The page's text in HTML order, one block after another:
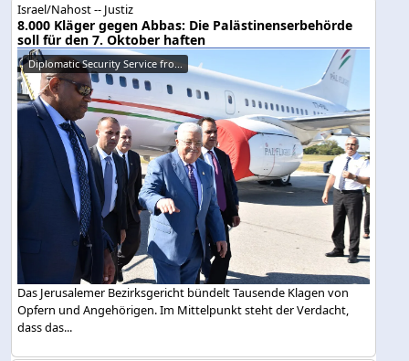
Israel/Nahost -- Justiz
8.000 Kläger gegen Abbas: Die Palästinenserbehörde
soll für den 7. Oktober haften
Diplomatic Security Service fro...
Das Jerusalemer Bezirksgericht bündelt Tausende Klagen von
Opfern und Angehörigen. Im Mittelpunkt steht der Verdacht,
dass das...